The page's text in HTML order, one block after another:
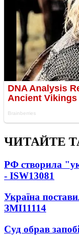
ЧИТАЙТЕ
РФ створила
- ISW13081
Україна
ЗМІ11114
Суд обрав